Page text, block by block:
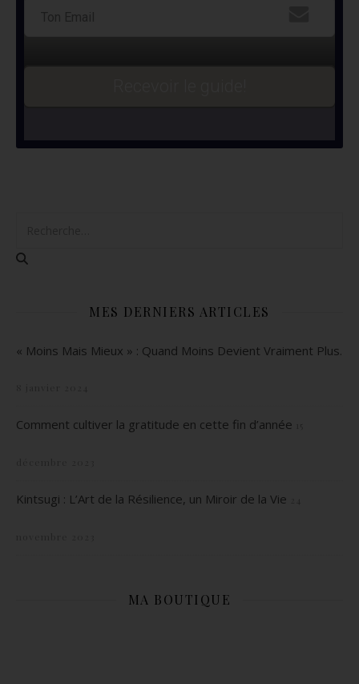
MES DERNIERS ARTICLES
« Moins Mais Mieux » : Quand Moins Devient Vraiment Plus.
Comment cultiver la gratitude en cette fin d’année
Kintsugi : L’Art de la Résilience, un Miroir de la Vie
MA BOUTIQUE